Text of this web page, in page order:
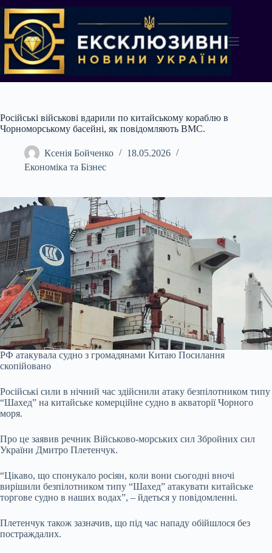
до
вмісту
Російські військові вдарили по китайському кораблю в
Чорноморському басейні, як повідомляють ВМС.
Ксенія Бойченко
18.05.2026
Економіка та Бізнес
РФ атакувала судно з громадянами Китаю Посилання
скопійовано
Російські сили в нічний час здійснили атаку безпілотником типу
“Шахед” на китайське комерційне судно в акваторії Чорного
моря.
Про це заявив речник Військово-морських сил Збройних сил
України Дмитро Плетенчук.
“Цікаво, що спонукало росіян, коли вони сьогодні вночі
вирішили безпілотником типу “Шахед” атакувати китайське
торгове судно в наших водах”, – йдеться у повідомленні.
Плетенчук також зазначив, що під час нападу обійшлося без
постраждалих.